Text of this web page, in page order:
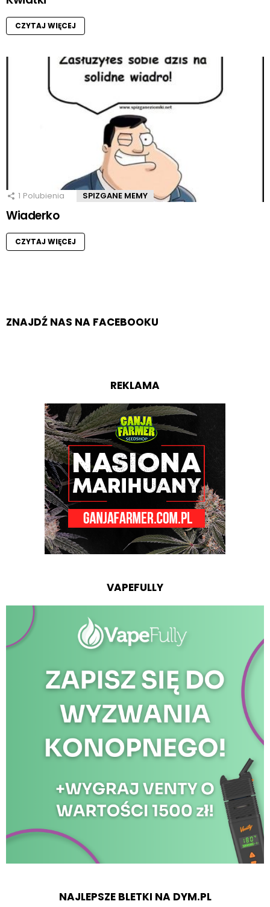
CZYTAJ WIĘCEJ
1 Polubienia SPIZGANE MEMY
Wiaderko
CZYTAJ WIĘCEJ
ZNAJDŹ NAS NA FACEBOOKU
REKLAMA
VAPEFULLY
NAJLEPSZE BLETKI NA DYM.PL